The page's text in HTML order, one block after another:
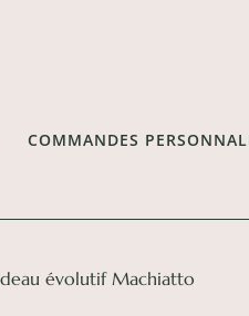
Open
COMMANDES
évolutif Machiatto